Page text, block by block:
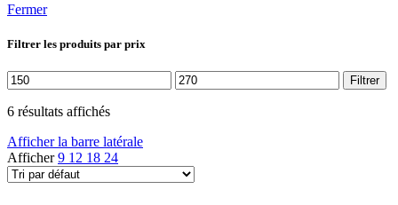
Fermer
Filtrer les produits par prix
Prix
min
Prix
max
Filtrer
6 résultats affichés
Afficher la barre latérale
Afficher9 12 18 24